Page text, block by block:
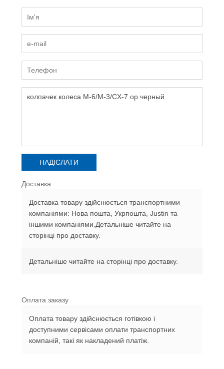
Доставка
Доставка товару здійснюється транспортними
компаніями: Нова пошта, Укрпошта, Justin та
іншими компаніями.Детальніше читайте на
сторінці про доставку.
Детальніше читайте на сторінці про доставку.
Оплата заказу
Оплата товару здійснюється готівкою і
доступними сервісами оплати транспортних
компаній, такі як накладений платіж.